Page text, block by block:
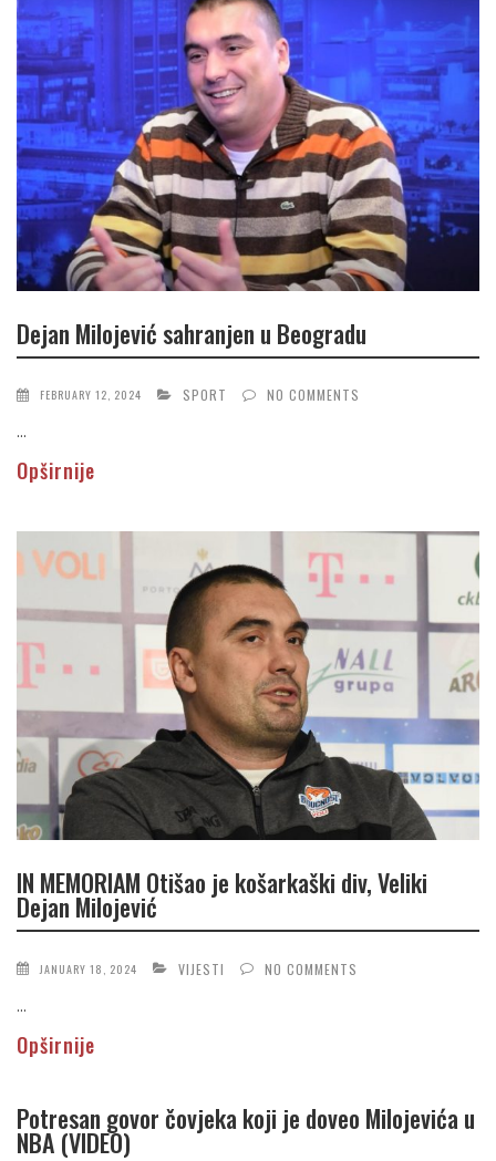
Dejan Milojević sahranjen u Beogradu
FEBRUARY 12, 2024 SPORT NO COMMENTS
...
Opširnije
IN MEMORIAM Otišao je košarkaški div, Veliki
Dejan Milojević
JANUARY 18, 2024 VIJESTI NO COMMENTS
...
Opširnije
Potresan govor čovjeka koji je doveo Milojevića u
NBA (VIDEO)